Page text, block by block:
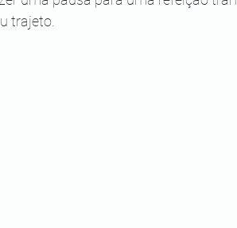
trajeto.